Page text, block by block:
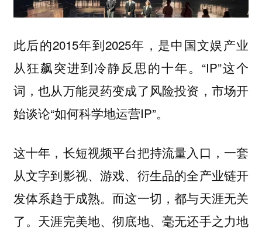
此后的2015年到2025年，是中国文娱产业
从狂飙突进到冷静反思的十年。“IP”这个
词，也从万能灵药变成了风险投资，市场开
始谈论“如何科学地运营IP”。
这十年，长短视频平台把持流量入口，一套
从文字到影视、游戏、衍生品的全产业链开
发体系趋于成熟。而这一切，都与天涯无关
了。天涯完美地、彻底地、毫无还手之力地